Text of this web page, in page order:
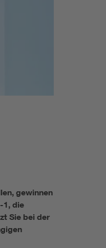
gewinnen
1, die
Sie bei der